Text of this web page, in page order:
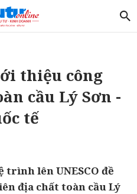
thiệu công
cầu Lý Sơn -
tế
trình lên UNESCO đề
địa chất toàn cầu Lý